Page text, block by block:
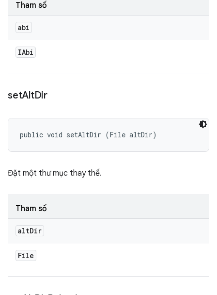
Tham số
abi
IAbi
setAltDir
public void setAltDir (File altDir)
Đặt một thư mục thay thế.
Tham số
altDir
File